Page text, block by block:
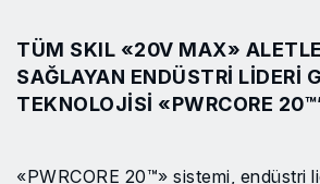
TÜM SKIL «20V MAX»
SAĞLAYAN ENDÜSTRI LIDERI
TEKNOLOJISI «PWRCORE
«PWRCORE 20™» sistemi, endüstri